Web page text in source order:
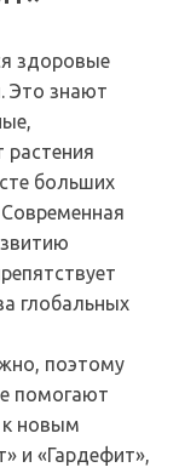
здоровые
Это знают
растения
больших
глобальных
поэтому
помогают
к новым
и «Гардефит»,